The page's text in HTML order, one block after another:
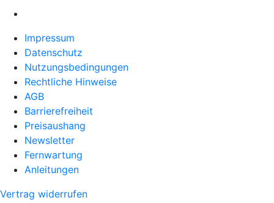
Impressum
Datenschutz
Nutzungsbedingungen
Rechtliche Hinweise
AGB
Barrierefreiheit
Preisaushang
Newsletter
Fernwartung
Anleitungen
Vertrag widerrufen